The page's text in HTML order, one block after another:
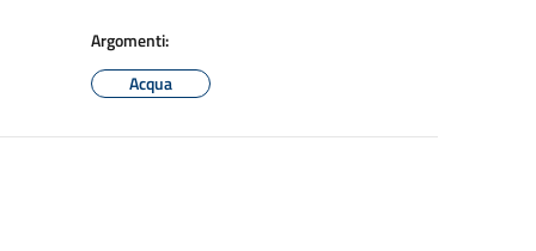
Argomenti:
Acqua